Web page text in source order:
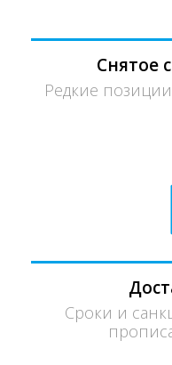
Снятое
Редкие
Сроки и